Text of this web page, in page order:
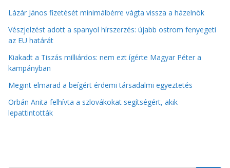
Lázár János fizetését minimálbérre vágta vissza a házelnök
Vészjelzést adott a spanyol hírszerzés: újabb ostrom fenyegeti
az EU határát
Kiakadt a Tiszás milliárdos: nem ezt ígérte Magyar Péter a
kampányban
Megint elmarad a beígért érdemi társadalmi egyeztetés
Orbán Anita felhívta a szlovákokat segítségért, akik
lepattintották